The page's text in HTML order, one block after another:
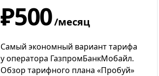
₽500/месяц
Самый экономный вариант тарифа
у оператора ГазпромБанкМобайл.
Обзор тарифного плана «Пробуй»